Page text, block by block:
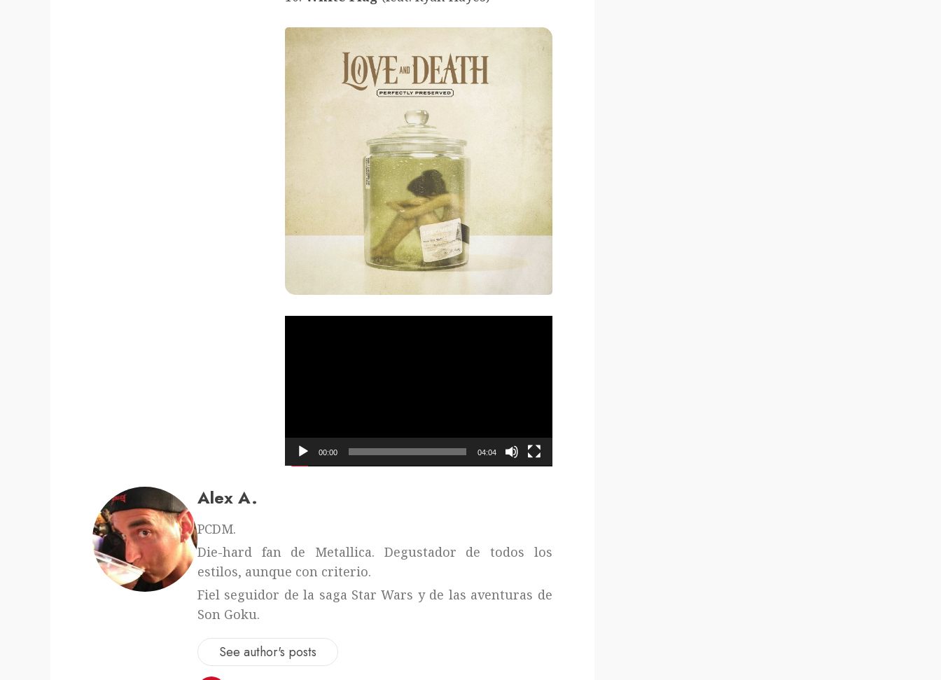
00:00 04:04
Alex A.
PCDM.
Die-hard fan de Metallica. Degustador de todos los
estilos, aunque con criterio.
Fiel seguidor de la saga Star Wars y de las aventuras de
Son Goku.
See author's posts